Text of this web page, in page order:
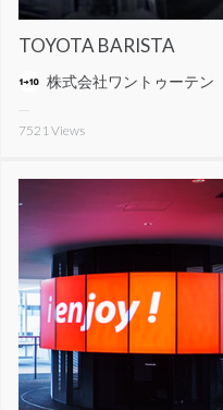
TOYOTA BARISTA
株式会社ワントゥーテン
7521Views